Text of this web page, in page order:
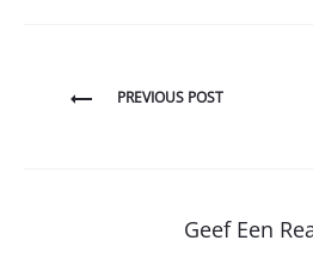
BerichtPREVIOUS POST
Geef Een